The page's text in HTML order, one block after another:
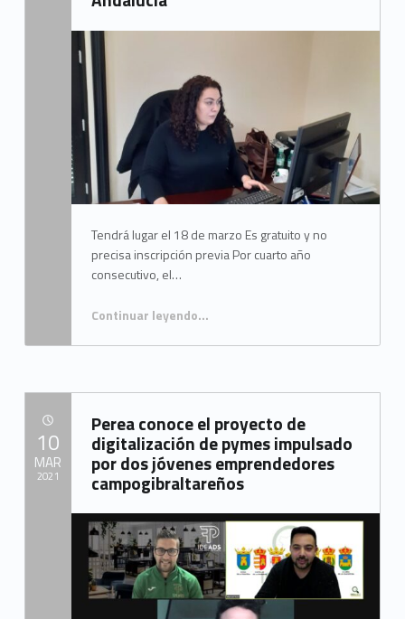
Tendrá lugar el 18 de marzo Es gratuito y no
precisa inscripción previa Por cuarto año
consecutivo, el…
Continuar leyendo…
Perea conoce el proyecto de
digitalización de pymes impulsado
por dos jóvenes emprendedores
campogibraltareños
10
MAR
2021